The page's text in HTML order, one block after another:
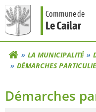
Aller
au
contenu
Commune de
Le Cailar
LA MUNICIPALITÉ
DÉMARCHES
Démarches